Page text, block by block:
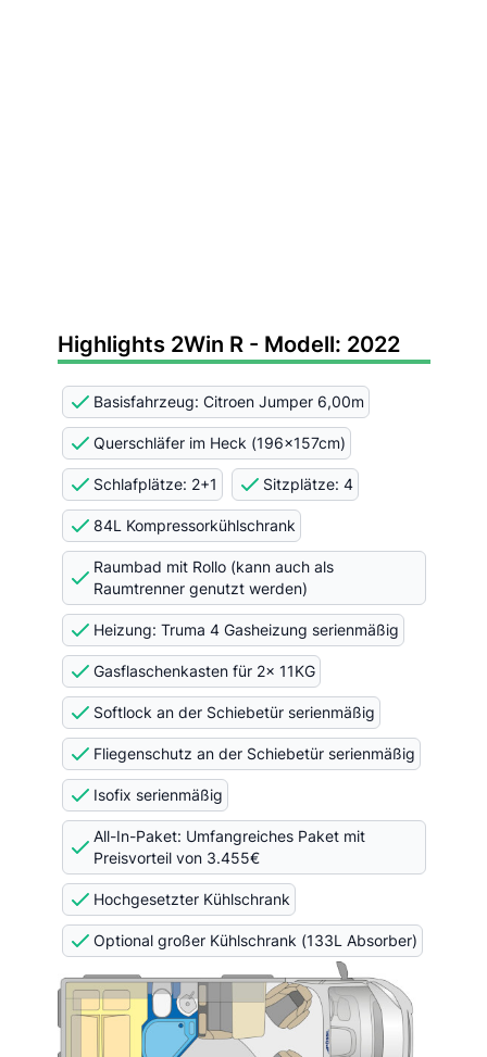
Highlights 2Win R - Modell: 2022
Basisfahrzeug: Citroen Jumper 6,00m
Querschläfer im Heck (196x157cm)
Schlafplätze: 2+1 Sitzplätze: 4
84L Kompressorkühlschrank
Raumbad mit Rollo (kann auch als
Raumtrenner genutzt werden)
Heizung: Truma 4 Gasheizung serienmäßig
Gasflaschenkasten für 2x 11KG
Softlock an der Schiebetür serienmäßig
Fliegenschutz an der Schiebetür serienmäßig
Isofix serienmäßig
All-In-Paket: Umfangreiches Paket mit
Preisvorteil von 3.455€
Hochgesetzter Kühlschrank
Optional großer Kühlschrank (133L Absorber)